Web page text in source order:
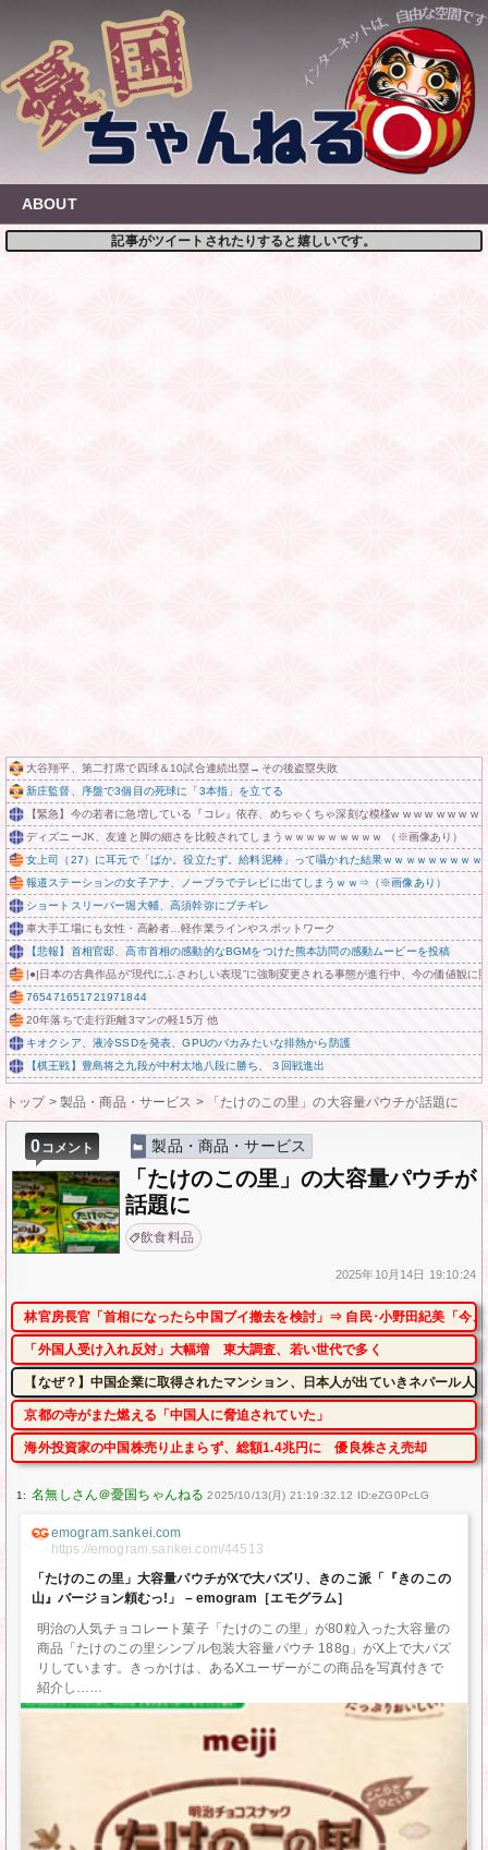
content
ABOUT
記事がツイートされたりすると嬉しいです。
大谷翔平、第二打席で四球＆10試合連続出塁→その後盗塁失敗
新庄監督、序盤で3個目の死球に「3本指」を立てる
【緊急】今の若者に急増している『コレ』依存、めちゃくちゃ深刻な模様w w w w w w w w
ディズニーJK、友達と脚の細さを比較されてしまうｗｗｗｗｗｗｗｗｗ （※画像あり）
女上司（27）に耳元で「ばか。役立たず。給料泥棒」って囁かれた結果ｗｗｗｗｗｗｗｗｗ
報道ステーションの女子アナ、ノーブラでテレビに出てしまうｗｗ⇒（※画像あり）
ショートスリーパー堀大輔、高須幹弥にブチギレ
車大手工場にも女性・高齢者…軽作業ラインやスポットワーク
【悲報】首相官邸、高市首相の感動的なBGMをつけた熊本訪問の感動ムービーを投稿
|●|日本の古典作品が”現代にふさわしい表現”に強制変更される事態が進行中、今の価値観
765471651721971844
20年落ちで走行距離3マンの軽15万 他
キオクシア、液冷SSDを発表、GPUのバカみたいな排熱から防護
【棋王戦】豊島将之九段が中村太地八段に勝ち、３回戦進出
トップ> 製品・商品・サービス > 「たけのこの里」の大容量パウチが話題に
0コメント 製品・商品・サービス
「たけのこの里」の大容量パウチが
話題に
飲食料品
2025年10月14日 19:10:24
林官房長官「首相になったら中国ブイ撤去を検討」⇒ 自民･小野田紀美「今
「外国人受け入れ反対」大幅増 東大調査、若い世代で多く
【なぜ？】中国企業に取得されたマンション、日本人が出ていきネパール人
京都の寺がまた燃える「中国人に脅迫されていた」
海外投資家の中国株売り止まらず、総額1.4兆円に 優良株さえ売却
1: 2025/10/13(月) 21:19:32.12 ID:eZG0PcLG
emogram.sankei.com
https://emogram.sankei.com/44513
「たけのこの里」大容量パウチがXで大バズリ、きのこ派「『きのこの
山』バージョン頼むっ!」 – emogram［エモグラム］
明治の人気チョコレート菓子「たけのこの里」が80粒入った大容量の
商品「たけのこの里シンプル包装大容量パウチ 188g」がX上で大バズ
リしています。きっかけは、あるXユーザーがこの商品を写真付きで
紹介し…